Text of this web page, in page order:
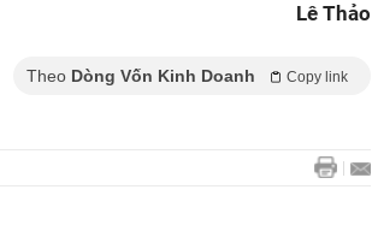
Lê Thảo
Theo Dòng Vốn Kinh Doanh Copy link